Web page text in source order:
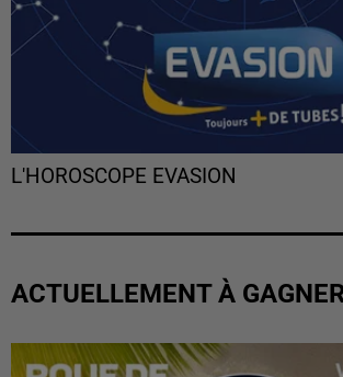
L'HOROSCOPE EVASION
ACTUELLEMENT À